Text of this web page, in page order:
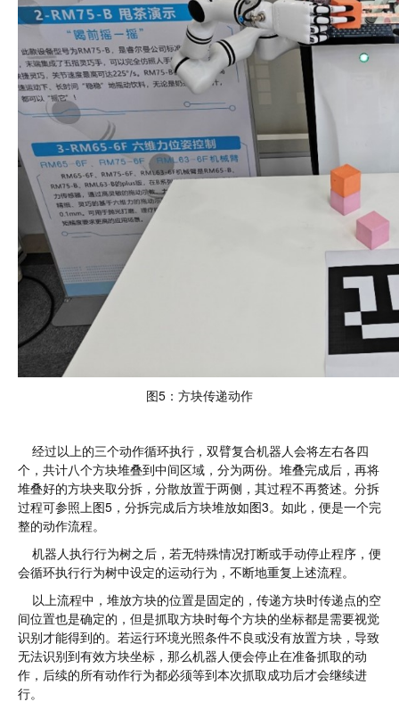
图5：方块传递动作
经过以上的三个动作循环执行，双臂复合机器人会将左右各四
个，共计八个方块堆叠到中间区域，分为两份。堆叠完成后，再将
堆叠好的方块夹取分拆，分散放置于两侧，其过程不再赘述。分拆
过程可参照上图5，分拆完成后方块堆放如图3。如此，便是一个完
整的动作流程。
机器人执行行为树之后，若无特殊情况打断或手动停止程序，便
会循环执行行为树中设定的运动行为，不断地重复上述流程。
以上流程中，堆放方块的位置是固定的，传递方块时传递点的空
间位置也是确定的，但是抓取方块时每个方块的坐标都是需要视觉
识别才能得到的。若运行环境光照条件不良或没有放置方块，导致
无法识别到有效方块坐标，那么机器人便会停止在准备抓取的动
作，后续的所有动作行为都必须等到本次抓取成功后才会继续进
行。